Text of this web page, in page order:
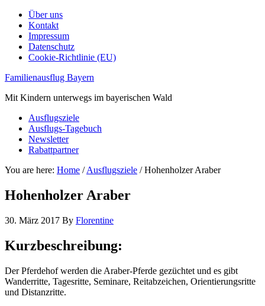
Über uns
Kontakt
Impressum
Datenschutz
Cookie-Richtlinie (EU)
Familienausflug Bayern
Mit Kindern unterwegs im bayerischen Wald
Ausflugsziele
Ausflugs-Tagebuch
Newsletter
Rabattpartner
You are here: Home / Ausflugsziele /Hohenholzer Araber
Hohenholzer Araber
30. März 2017 By Florentine
Kurzbeschreibung:
Der Pferdehof werden die Araber-Pferde gezüchtet und es gibt
Wanderritte, Tagesritte, Seminare, Reitabzeichen, Orientierungsritte
und Distanzritte.